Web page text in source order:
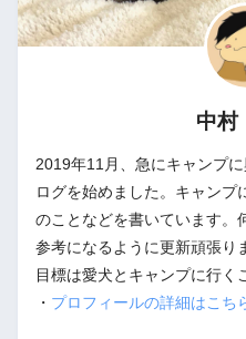
中
2019年11月、急にキャンプ
ログを始めました。キャンプ
のことなどを書いています。
参考になるように更新頑張り
目標は愛犬とキャンプに行く
・ プロフィールの詳細はこち